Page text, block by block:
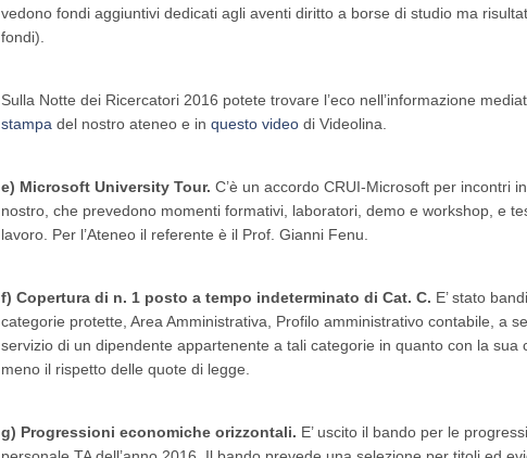
vedono fondi aggiuntivi dedicati agli aventi diritto a borse di studio ma
fondi).
Sulla Notte dei Ricercatori 2016 potete trovare l’eco nell’informazione
stampa del nostro ateneo e in questo video di Videolina.
e) Microsoft University Tour. C’è un accordo CRUI-Microsoft per incontri
nostro, che prevedono momenti formativi, laboratori, demo e workshop, e
lavoro. Per l’Ateneo il referente è il Prof. Gianni Fenu.
f) Copertura di n. 1 posto a tempo indeterminato di Cat. C. E’ stato
categorie protette, Area Amministrativa, Profilo amministrativo contabile, a
servizio di un dipendente appartenente a tali categorie in quanto con la sua
meno il rispetto delle quote di legge.
g) Progressioni economiche orizzontali. E’ uscito il bando per le